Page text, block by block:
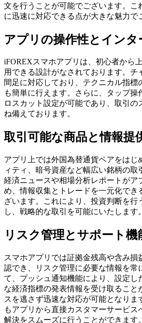
文を行うことが可能でございます。こ
に迅速に対応できる点が大きな魅力で
アプリの操作性とインタ
iFOREXスマホアプリは、初心者から
用できる設計がなされております。チ
間足に対応しており、テクニカル指標
も簡単に行えます。さらに、タップ操
ロスカット設定が可能であり、取引の
ね備えております。
取引可能な商品と情報提
アプリ上では外国為替通貨ペアをはじ
ィティ、暗号資産など幅広い銘柄の取
経済ニュースや相場分析レポートがア
め、情報収集とトレードを一元化でき
ざいます。これにより、投資判断を行
し、戦略的な取引を可能にいたします。
リスク管理とサポート機
スマホアプリでは証拠金残高や含み損
認でき、リスク管理に必要な情報を常
て、プッシュ通知機能により、設定し
な経済指標の発表情報を受け取ること
スを逃さず迅速な対応が可能となりま
もアプリから直接カスタマーサービス
解決をスムーズに行うことができます。